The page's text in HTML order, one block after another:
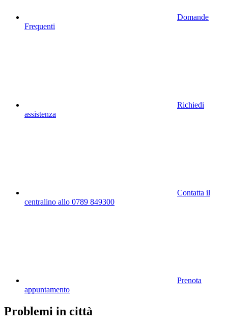
Domande
Frequenti
Richiedi
assistenza
Contatta il
centralino allo 0789 849300
Prenota
appuntamento
Problemi in città